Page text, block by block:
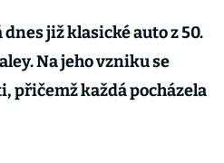
již klasické auto z 50.
Na jeho vzniku se
přičemž každá pocházela